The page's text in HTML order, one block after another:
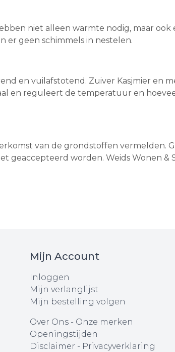
niet alleen warmte nodig, maar
er geen schimmels in nestelen.
en vuilafstotend. Zuiver Kasjmier en
en reguleert de temperatuur en
van de grondstoffen vermelden.
geaccepteerd worden. Weids Wonen
Mijn Account
Inloggen
Mijn verlanglijst
Mijn bestelling volgen
Over Ons- Onze merken
Openingstijden
Disclaimer - Privacyverklaring